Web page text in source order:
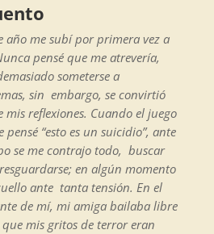
año me subí por primera vez a
pensé que me atrevería,
someterse a
sin embargo, se convirtió
mis reflexiones. Cuando el juego
“esto es un suicidio”, ante
se me contrajo todo, buscar
en algún momento
ante tanta tensión. En el
de mí, mi amiga bailaba libre
mis gritos de terror eran